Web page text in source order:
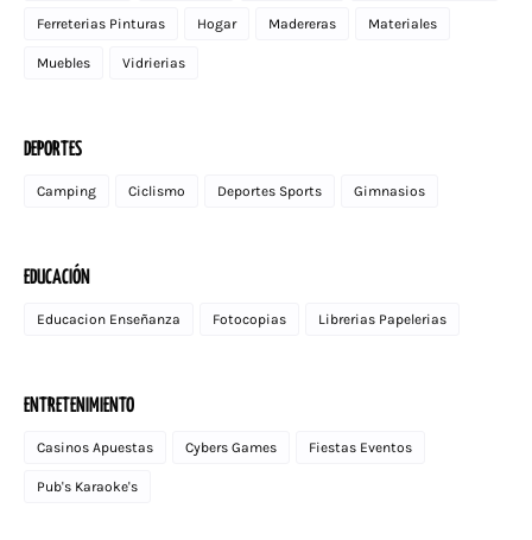
Ferreterias Pinturas Hogar Madereras Materiales
Muebles Vidrierias
DEPORTES
Camping Ciclismo Deportes Sports Gimnasios
EDUCACIÓN
Educacion Enseñanza Fotocopias Librerias Papelerias
ENTRETENIMIENTO
Casinos Apuestas Cybers Games Fiestas Eventos
Pub's Karaoke's